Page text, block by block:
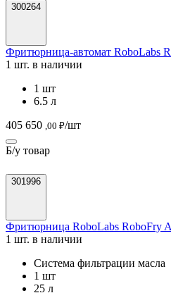
300264
Фритюрница-автомат RoboLabs
1 шт. в наличии
1 шт
6.5 л
405 650 ,00 ₽/шт
Б/у товар
301996
Фритюрница RoboLabs RoboFry
1 шт. в наличии
Система фильтрации масла
1 шт
25 л